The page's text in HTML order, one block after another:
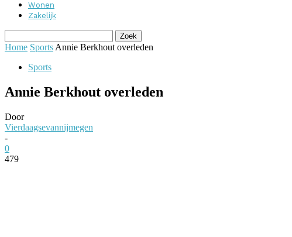
Wonen
Zakelijk
Home Sports Annie Berkhout overleden
Sports
Annie Berkhout overleden
Door
Vierdaagsevannijmegen
-
0
479